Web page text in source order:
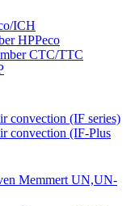
ICH
HPPeco
CTC/TTC
convection (IF series)
convection (IF-Plus
Memmert UN,UN-